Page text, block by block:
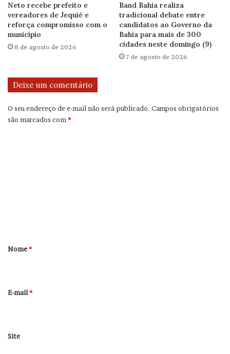
Neto recebe prefeito e
vereadores de Jequié e
reforça compromisso com o
município
8 de agosto de 2026
Band Bahia realiza
tradicional debate entre
candidatos ao Governo da
Bahia para mais de 300
cidades neste domingo (9)
7 de agosto de 2026
Deixe um comentário
O seu endereço de e-mail não será publicado. Campos obrigatórios
são marcados com *
r
*
Nome*
E-mail*
Site